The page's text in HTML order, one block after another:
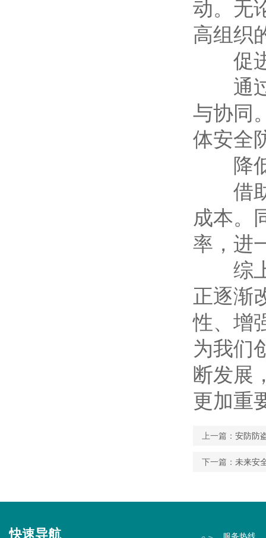
动。无
高组织
促进
通过
与协同
体安全
降低
借助
成本。
率，进
综上
正逐渐
性、增
为我们
断发展
更加重
上一篇： 安防防
下一篇： 未来安
快速导航